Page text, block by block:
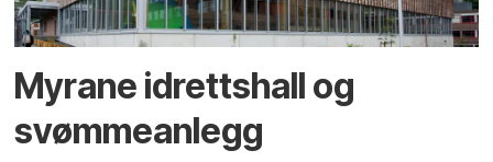
Myrane idrettshall og
svømmeanlegg